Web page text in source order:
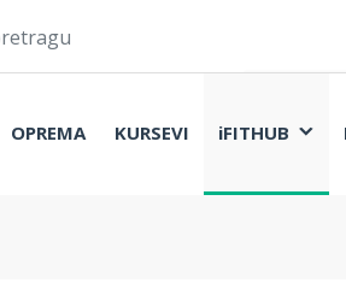
OPREMA KURSEVI iFITHUB